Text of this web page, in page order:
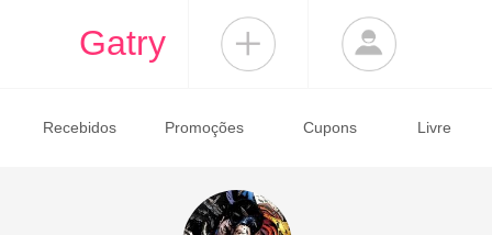
Gatry
Recebidos Promoções Cupons Livre